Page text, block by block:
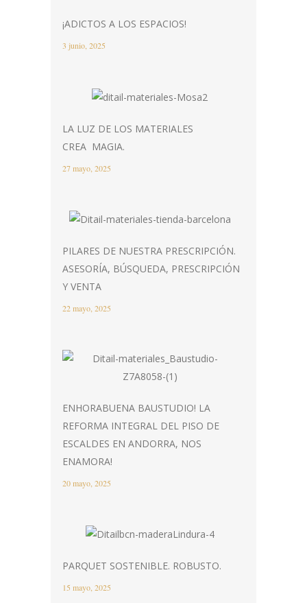
¡ADICTOS A LOS ESPACIOS!
3 junio, 2025
LA LUZ DE LOS MATERIALES
CREA MAGIA.
27 mayo, 2025
PILARES DE NUESTRA PRESCRIPCIÓN.
ASESORÍA, BÚSQUEDA, PRESCRIPCIÓN
Y VENTA
22 mayo, 2025
ENHORABUENA BAUSTUDIO! LA
REFORMA INTEGRAL DEL PISO DE
ESCALDES EN ANDORRA, NOS
ENAMORA!
20 mayo, 2025
PARQUET SOSTENIBLE. ROBUSTO.
15 mayo, 2025